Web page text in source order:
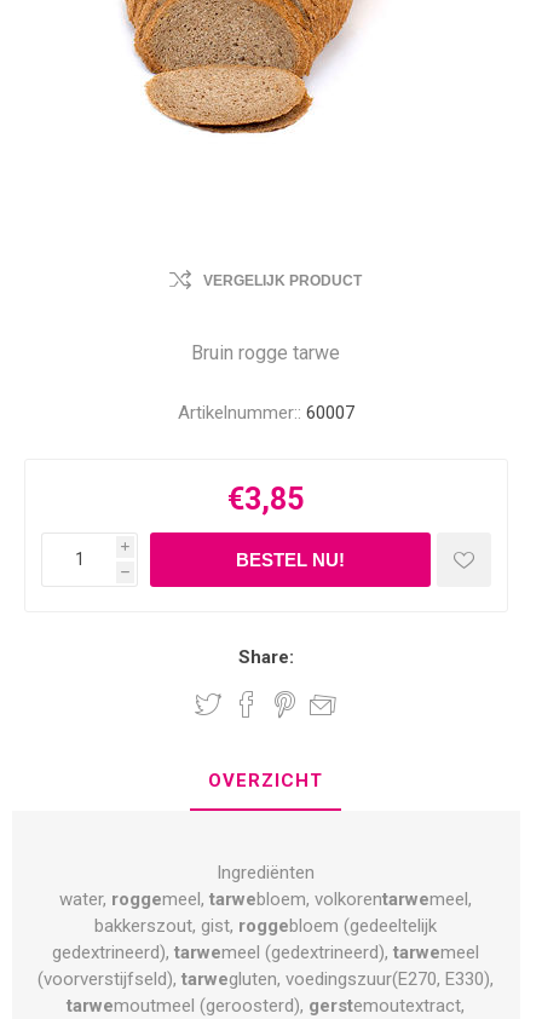
VERGELIJK PRODUCT
Bruin rogge tarwe
Artikelnummer:: 60007
€3,85
i
h
Share:
OVERZICHT
Ingrediënten
water, roggemeel,tarwebloem, volkorentarwemeel,
bakkerszout, gist, roggebloem (gedeeltelijk
gedextrineerd),tarwemeel (gedextrineerd),tarwemeel
(voorverstijfseld),tarwegluten, voedingszuur(E270, E330),
tarwemoutmeel (geroosterd), gerstemoutextract,